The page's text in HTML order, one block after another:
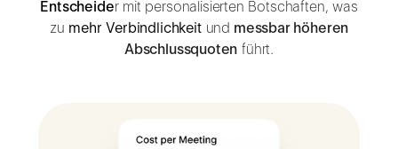
Entscheider mit personalisierten Botschaften, was
zu mehr Verbindlichkeitund messbar höheren
Abschlussquoten führt.